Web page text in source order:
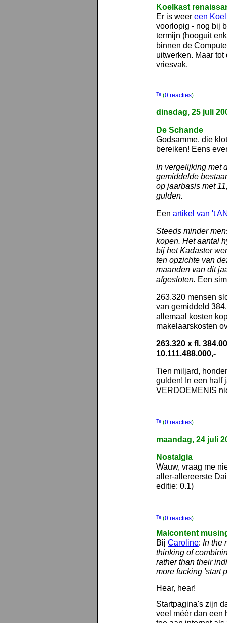
Koelkast
Er is weer een
voorlopig - nog bij
termijn (hooguit
binnen de
uitwerken. Maar
vriesvak.
(0 reacties)
dinsdag, 25 juli
De Schande
Godsamme, die
bereiken! Eens
In vergelijking met
gemiddelde
op jaarbasis met
gulden.
Een artikel van 't
Steeds minder
kopen. Het aantal
bij het Kadaster
ten opzichte van
maanden van dit
afgesloten. Een
263.320 mensen
van gemiddeld
allemaal kosten
makelaarskosten
263.320 x fl.
10.111.488.000,-
Tien miljard,
gulden! In een half
VERDOEMENIS
(0 reacties)
maandag, 24 juli
Nostalgia
Wauw, vraag me
aller-allereerste
editie: 0.1)
(0 reacties)
Malcontent
Bij Caroline: In the
thinking of
rather than their
more fucking 'start
Hear, hear!
Startpagina's zijn
veel méér dan een